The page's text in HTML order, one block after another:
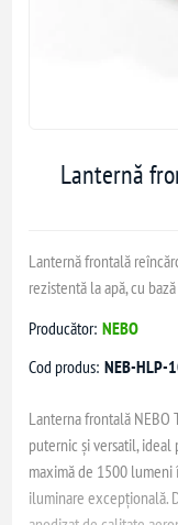
Lanternă
Lanternă frontală
rezistentă la apă, cu
Producător: NEBO
Cod produs: NEB-HLP-
Lanterna frontală
puternic și versatil, ideal
maximă de 1500 lumeni
iluminare excepțională.